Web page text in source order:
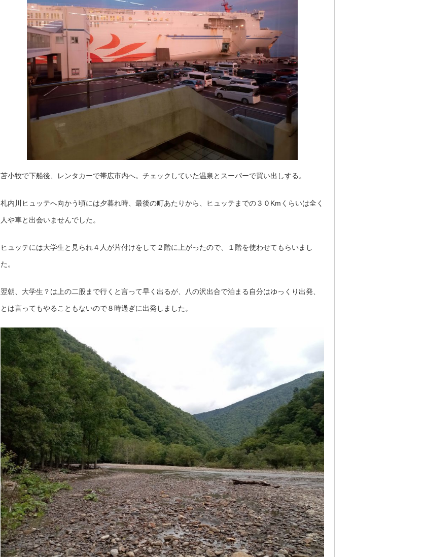
苫小牧で下船後、レンタカーで帯広市内へ。チェックしていた温泉とスーパーで買い出しする。
札内川ヒュッテへ向かう頃には夕暮れ時、最後の町あたりから、ヒュッテまでの３０Kmくらいは全く
人や車と出会いませんでした。
ヒュッテには大学生と見られ４人が片付けをして２階に上がったので、１階を使わせてもらいまし
た。
翌朝、大学生？は上の二股まで行くと言って早く出るが、八の沢出合で泊まる自分はゆっくり出発、
とは言ってもやることもないので８時過ぎに出発しました。